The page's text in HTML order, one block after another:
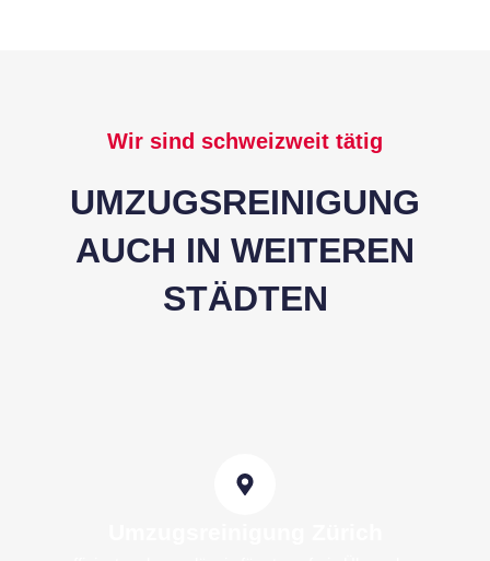
Wir sind schweizweit tätig
UMZUGSREINIGUNG
AUCH IN WEITEREN
STÄDTEN